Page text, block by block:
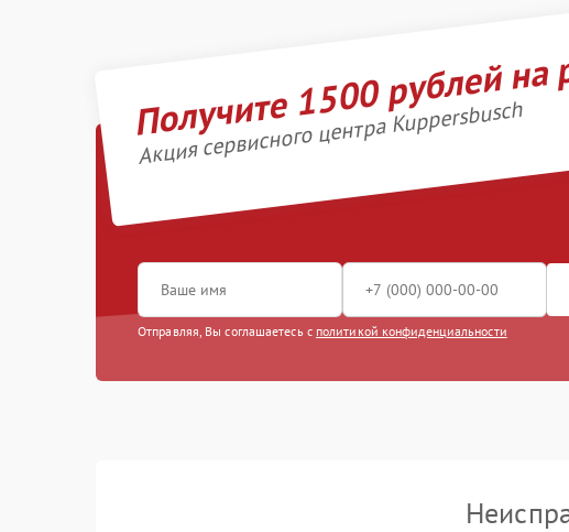
Получите 1500 рублей
Акция сервисного центра Kuppersbusch
Отправляя, Вы соглашаетесь с политикой конфиденциальности